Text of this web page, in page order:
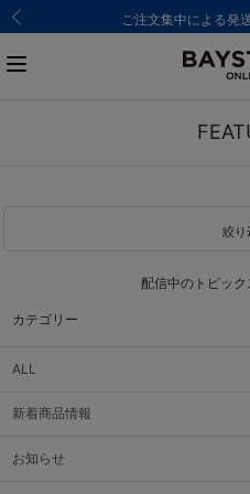
ご注文集中による発
カテゴリー
ALL
新着商品情報
お知らせ
絞り
配信中のトピック